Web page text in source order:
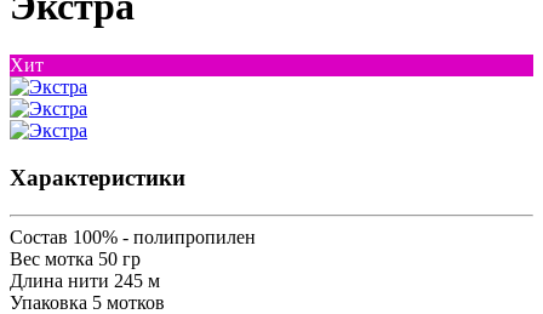
Хит
Характеристики
Состав 100% - полипропилен
Вес мотка 50 гр
Длина нити 245 м
Упаковка 5 мотков